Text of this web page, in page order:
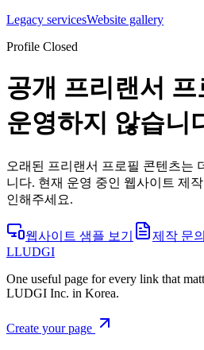
Legacy servicesWebsite gallery
Profile Closed
공개 프리랜서
운영하지 않습니
오래된 프리랜서 프로필 콘텐츠는
니다. 현재 운영 중인 웹사이트 제
인해주세요.
웹사이트 샘플 보기
제작 문
LLUDGI
One useful page for every link that
LUDGI Inc. in Korea.
Create your page